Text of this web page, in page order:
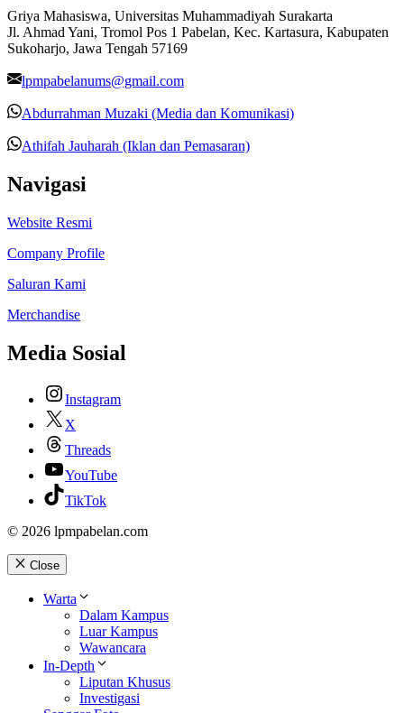
Griya Mahasiswa, Universitas Muhammadiyah Surakarta
Jl. Ahmad Yani, Tromol Pos 1 Pabelan, Kec. Kartasura, Kabupaten
Sukoharjo, Jawa Tengah 57169
lpmpabelanums@gmail.com
Abdurrahman Muzaki (Media dan Komunikasi)
Athifah Jauharah (Iklan dan Pemasaran)
Navigasi
Website Resmi
Company Profile
Saluran Kami
Merchandise
Media Sosial
Instagram
X
Threads
YouTube
TikTok
© 2026 lpmpabelan.com
Close
Warta
Dalam Kampus
Luar Kampus
Wawancara
In-Depth
Liputan Khusus
Investigasi